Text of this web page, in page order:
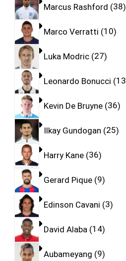
Marcus Rashford 38
Marco Verratti 10
Luka Modric 27
Leonardo Bonucci 13
Kevin De Bruyne 36
Ilkay Gundogan 25
Harry Kane 36
Gerard Pique 9
Edinson Cavani 3
David Alaba 14
Aubameyang 9